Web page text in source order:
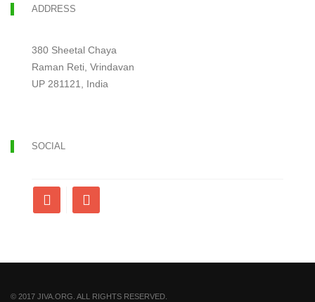
ADDRESS
380 Sheetal Chaya
Raman Reti, Vrindavan
UP 281121, India
SOCIAL
© 2017 JIVA.ORG. ALL RIGHTS RESERVED.